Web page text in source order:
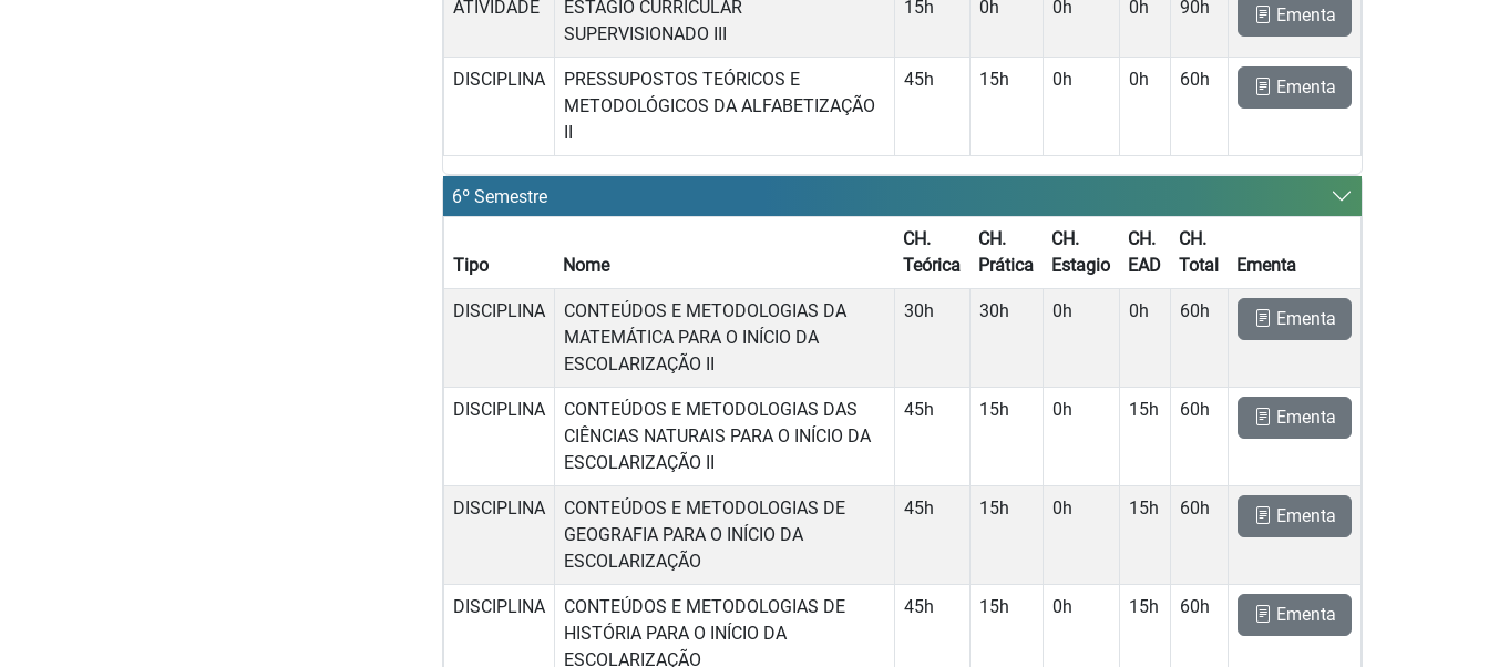
ATIVIDADE
ESTÁGIO CURRICULAR
SUPERVISIONADO III
15h 0h 0h 0h 90h Ementa
DISCIPLINA
PRESSUPOSTOS TEÓRICOS E
METODOLÓGICOS DA ALFABETIZAÇÃO
II
45h 15h 0h 0h 60h Ementa
6º Semestre
Tipo Nome
CH.
Teórica
CH.
Prática
CH.
Estagio
CH.
EAD
CH.
Total
Ementa
DISCIPLINA
CONTEÚDOS E METODOLOGIAS DA
MATEMÁTICA PARA O INÍCIO DA
ESCOLARIZAÇÃO II
30h 30h 0h 0h 60h Ementa
DISCIPLINA
CONTEÚDOS E METODOLOGIAS DAS
CIÊNCIAS NATURAIS PARA O INÍCIO DA
ESCOLARIZAÇÃO II
45h 15h 0h 15h 60h Ementa
DISCIPLINA
CONTEÚDOS E METODOLOGIAS DE
GEOGRAFIA PARA O INÍCIO DA
ESCOLARIZAÇÃO
45h 15h 0h 15h 60h Ementa
DISCIPLINA
CONTEÚDOS E METODOLOGIAS DE
HISTÓRIA PARA O INÍCIO DA
ESCOLARIZAÇÃO
45h 15h 0h 15h 60h Ementa